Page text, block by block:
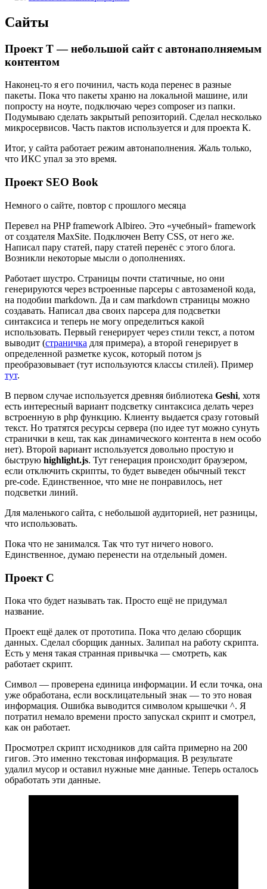
Сайты
Проект Т — небольшой сайт с автонаполняемым
контентом
Наконец-то я его починил, часть кода перенес в разные
пакеты. Пока что пакеты храню на локальной машине, или
попросту на ноуте, подключаю через composer из папки.
Подумываю сделать закрытый репозиторий. Сделал несколько
микросервисов. Часть пактов используется и для проекта К.
Итог, у сайта работает режим автонаполнения. Жаль только,
что ИКС упал за это время.
Проект SEO Book
Немного о сайте, повтор с прошлого месяца
Перевел на PHP framework Albireo. Это «учебный» framework
от создателя MaxSite. Подключен Berry CSS, от него же.
Написал пару статей, пару статей перенёс с этого блога.
Возникли некоторые мысли о дополнениях.
Работает шустро. Страницы почти статичные, но они
генерируются через встроенные парсеры с автозаменой кода,
на подобии markdown. Да и сам markdown страницы можно
создавать. Написал два своих парсера для подсветки
синтаксиса и теперь не могу определиться какой
использовать. Первый генерирует через стили текст, а потом
выводит (страничка для примера), а второй генерирует в
определенной разметке кусок, который потом js
преобразовывает (тут используются классы стилей). Пример
тут.
В первом случае используется древняя библиотека Geshi, хотя
есть интересный вариант подсветку синтаксиса делать через
встроенную в php функцию. Клиенту выдается сразу готовый
текст. Но тратятся ресурсы сервера (по идее тут можно сунуть
странички в кеш, так как динамического контента в нем особо
нет). Второй вариант используется довольно простую и
быструю highlight.js. Тут генерация происходит браузером,
если отключить скрипты, то будет выведен обычный текст
pre-code. Единственное, что мне не понравилось, нет
подсветки линий.
Для маленького сайта, с небольшой аудиторией, нет разницы,
что использовать.
Пока что не занимался. Так что тут ничего нового.
Единственное, думаю перенести на отдельный домен.
Проект С
Пока что будет называть так. Просто ещё не придумал
название.
Проект ещё далек от прототипа. Пока что делаю сборщик
данных. Сделал сборщик данных. Залипал на работу скрипта.
Есть у меня такая странная привычка — смотреть, как
работает скрипт.
Символ — проверена единица информации. И если точка, она
уже обработана, если восклицательный знак — то это новая
информация. Ошибка выводится символом крышечки ^. Я
потратил немало времени просто запускал скрипт и смотрел,
как он работает.
Просмотрел скрипт исходников для сайта примерно на 200
гигов. Это именно текстовая информация. В результате
удалил мусор и оставил нужные мне данные. Теперь осталось
обработать эти данные.